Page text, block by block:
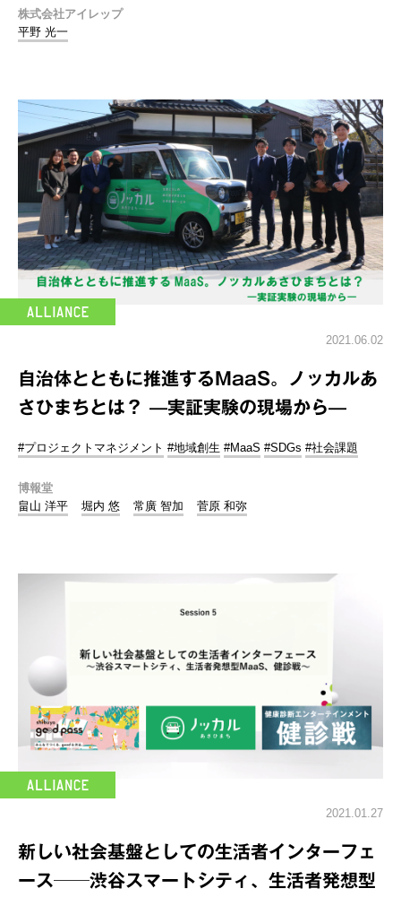
株式会社アイレップ
平野 光一
2021.06.02
自治体とともに推進するMaaS。ノッカルあ
さひまちとは？ —実証実験の現場から—
#プロジェクトマネジメント #地域創生 #MaaS #SDGs #社会課題
博報堂
畠山 洋平
堀内 悠 常廣 智加 菅原 和弥
2021.01.27
新しい社会基盤としての生活者インターフェ
ース──渋谷スマートシティ、生活者発想型